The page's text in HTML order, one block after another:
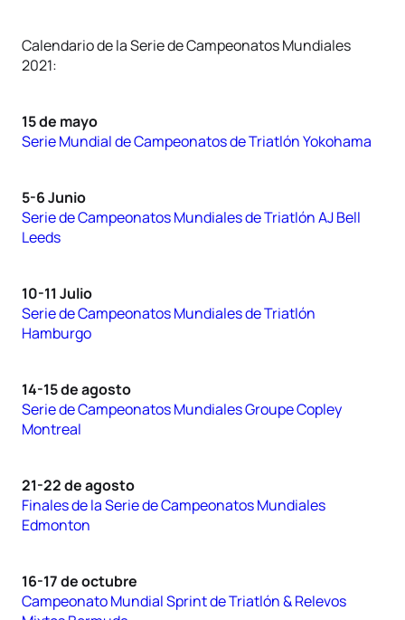
Calendario de la Serie de Campeonatos Mundiales
2021:
15 de mayo
Serie Mundial de Campeonatos de Triatlón Yokohama
5-6 Junio
Serie de Campeonatos Mundiales de Triatlón AJ Bell
Leeds
10-11 Julio
Serie de Campeonatos Mundiales de Triatlón
Hamburgo
14-15 de agosto
Serie de Campeonatos Mundiales Groupe Copley
Montreal
21-22 de agosto
Finales de la Serie de Campeonatos Mundiales
Edmonton
16-17 de octubre
Campeonato Mundial Sprint de Triatlón & Relevos